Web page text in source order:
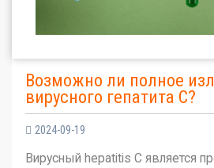
Возможно ли полное
вирусного гепатита С?
2024-09-19
Вирусный hepatitis C является